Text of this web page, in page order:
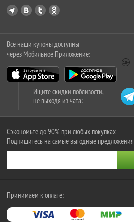
Все наши купоны доступны
через Мобильное Приложение:
Ищите скидки поблизости,
не выходя из чата:
Сэкономьте до 90% при любых покупках
Подпишитесь на самые выгодные предложения
Принимаем к оплате: